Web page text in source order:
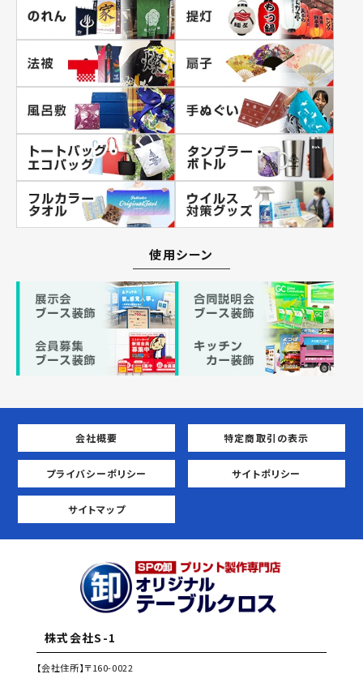
使用シーン
会社概要 特定商取引の表示
プライバシーポリシー サイトポリシー
サイトマップ
株式会社S-1
【会社住所】〒160-0022